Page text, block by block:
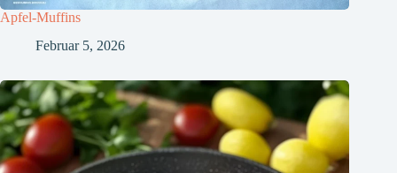
Apfel-Muffins
Februar 5, 2026